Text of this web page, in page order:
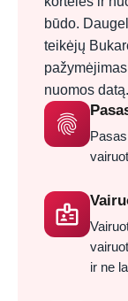
būdo.
teikėjų
nuomos datą.
fingerprint
badge
ir ne